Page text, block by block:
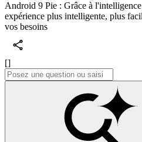
Android 9 Pie : Grâce à
expérience plus intelligente, plus
vos besoins
[]